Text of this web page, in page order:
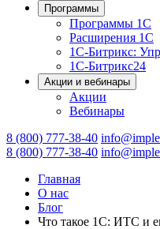
Программы
Программы 1С
Расширения 1С
1С-Битрикс:
1С-Битрикс24
Акции и вебинары
Акции
Вебинары
8 (800) 777-38-40
8 (800) 777-38-40
Главная
О нас
Блог
Что такое 1С: ИТС и